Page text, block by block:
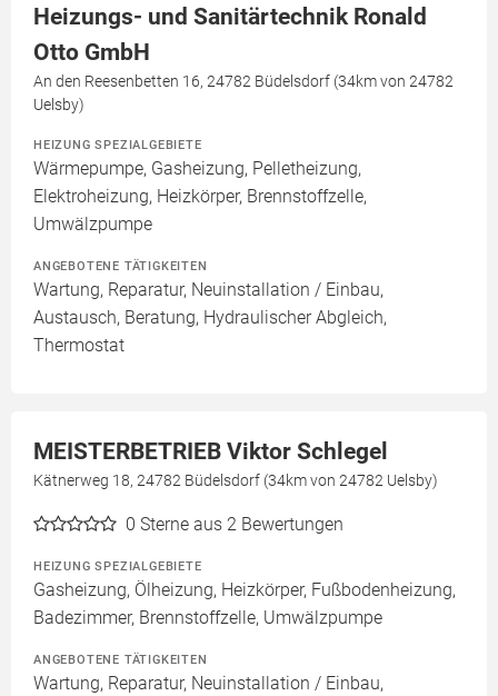
Heizungs- und Sanitärtechnik Ronald
Otto GmbH
An den Reesenbetten 16, 24782 Büdelsdorf (34km von 24782
Uelsby)
HEIZUNG SPEZIALGEBIETE
Wärmepumpe, Gasheizung, Pelletheizung,
Elektroheizung, Heizkörper, Brennstoffzelle,
Umwälzpumpe
ANGEBOTENE TÄTIGKEITEN
Wartung, Reparatur, Neuinstallation / Einbau,
Austausch, Beratung, Hydraulischer Abgleich,
Thermostat
MEISTERBETRIEB Viktor Schlegel
Kätnerweg 18, 24782 Büdelsdorf (34km von 24782 Uelsby)
0 Sterne aus 2 Bewertungen
HEIZUNG SPEZIALGEBIETE
Gasheizung, Ölheizung, Heizkörper, Fußbodenheizung,
Badezimmer, Brennstoffzelle, Umwälzpumpe
ANGEBOTENE TÄTIGKEITEN
Wartung, Reparatur, Neuinstallation / Einbau,